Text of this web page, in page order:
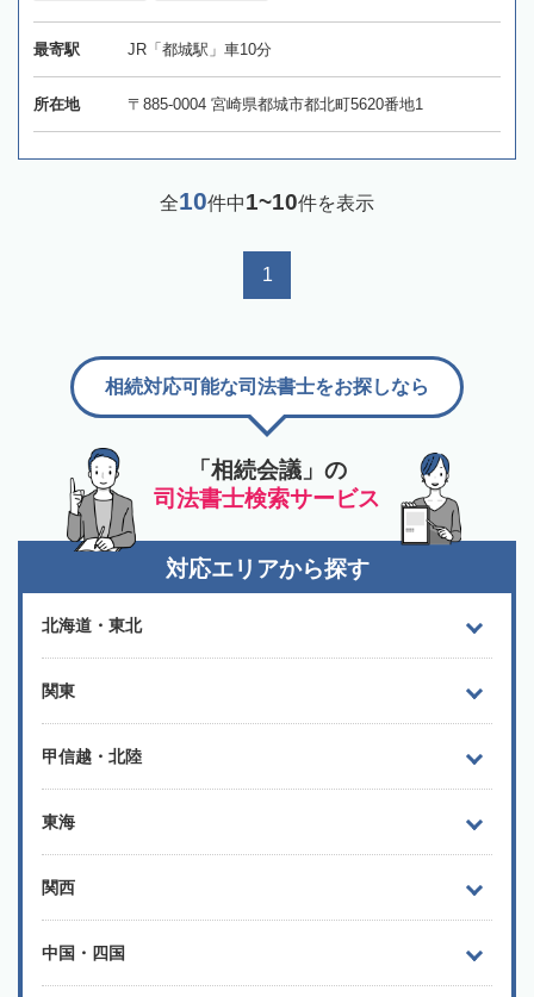
最寄駅 JR「都城駅」車10分
所在地 〒885-0004 宮崎県都城市都北町5620番地1
全10件中1~10件を表示
1
「相続会議」の
司法書士検索サービス
相続対応可能な司法書士をお探しなら
対応エリアから探す
北海道・東北
関東
甲信越・北陸
東海
関西
中国・四国